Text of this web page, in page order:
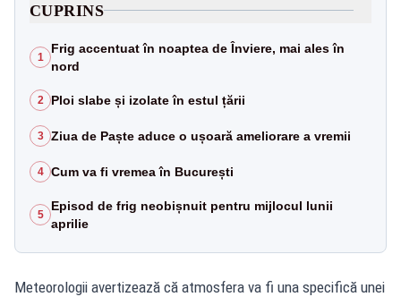
CUPRINS
1
Frig accentuat în noaptea de Înviere, mai ales în
nord
2 Ploi slabe și izolate în estul țării
3 Ziua de Paște aduce o ușoară ameliorare a vremii
4 Cum va fi vremea în București
5
Episod de frig neobișnuit pentru mijlocul lunii
aprilie
Meteorologii avertizează că atmosfera va fi una specifică unei